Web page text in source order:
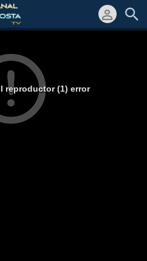
reproductor (1) error